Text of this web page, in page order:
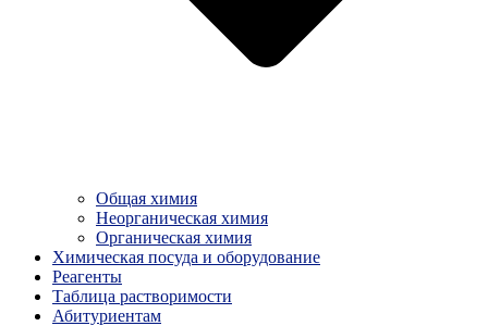
Общая химия
Неорганическая химия
Органическая химия
Химическая посуда и оборудование
Реагенты
Таблица растворимости
Абитуриентам